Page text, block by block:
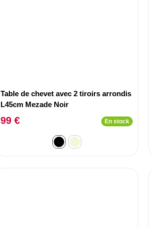
Table de chevet avec 2 tiroirs arrondis
L45cm Mezade Noir
99 € En stock